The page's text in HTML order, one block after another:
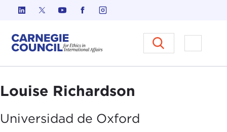
Ir al contenido
Carnegie Council sobre Ética
Abrir el
Louise Richardson
Universidad de Oxford